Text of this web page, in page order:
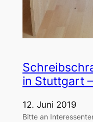
in Stuttgart
12. Juni 2019
Bitte an